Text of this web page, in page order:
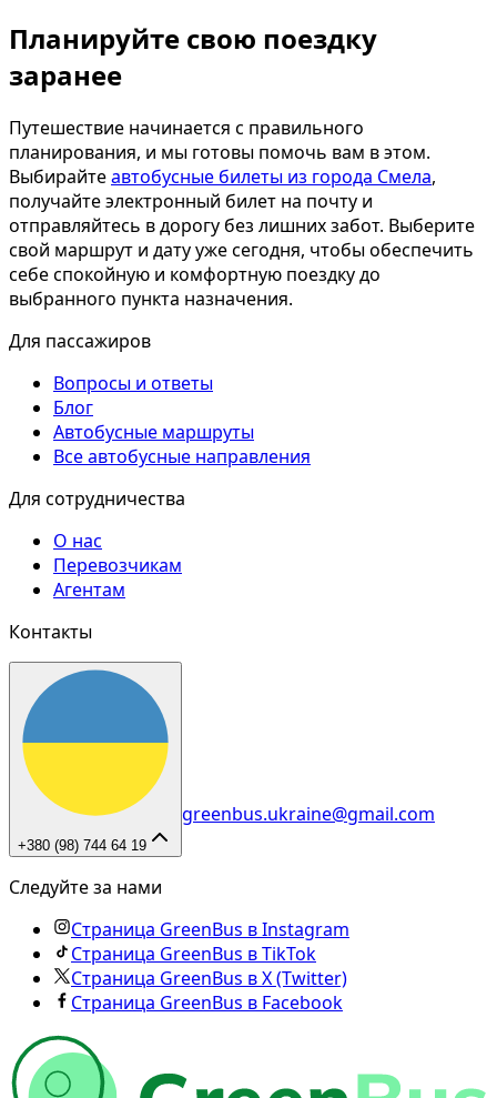
Планируйте свою поездку
заранее
Путешествие начинается с правильного
планирования, и мы готовы помочь вам в этом.
Выбирайтеавтобусные билеты из города Смела,
получайте электронный билет на почту и
отправляйтесь в дорогу без лишних забот. Выберите
свой маршрут и дату уже сегодня, чтобы обеспечить
себе спокойную и комфортную поездку до
выбранного пункта назначения.
Для пассажиров
Вопросы и ответы
Блог
Автобусные маршруты
Все автобусные направления
Для сотрудничества
О нас
Перевозчикам
Агентам
Контакты
+380 (98) 744 64 19
greenbus.ukraine@gmail.com
Следуйте за нами
Страница GreenBus в Instagram
Страница GreenBus в TikTok
Страница GreenBus в X (Twitter)
Страница GreenBus в Facebook